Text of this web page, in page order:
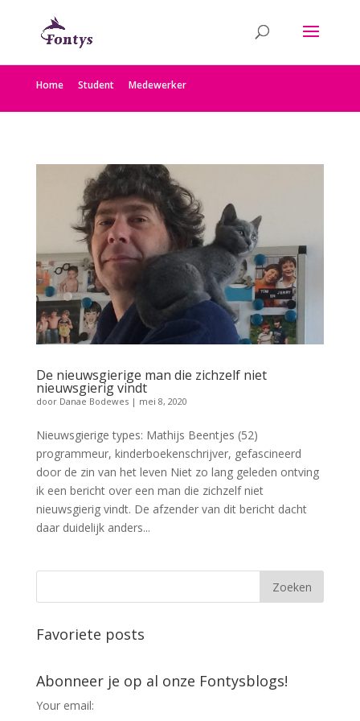
Home Student Medewerker
De nieuwsgierige man die zichzelf niet
nieuwsgierig vindt
door Danae Bodewes| mei 8, 2020
Nieuwsgierige types: Mathijs Beentjes (52)
programmeur, kinderboekenschrijver, gefascineerd
door de zin van het leven Niet zo lang geleden ontving
ik een bericht over een man die zichzelf niet
nieuwsgierig vindt. De afzender van dit bericht dacht
daar duidelijk anders...
Favoriete posts
Abonneer je op al onze Fontysblogs!
Your email: